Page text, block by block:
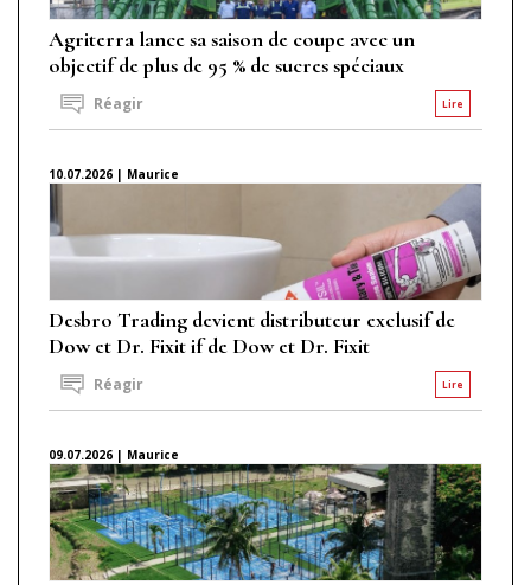
Agriterra lance sa saison de coupe avec un
objectif de plus de 95 % de sucres spéciaux
Lire
Réagir
10.07.2026 | Maurice
Desbro Trading devient distributeur exclusif de
Dow et Dr. Fixit if de Dow et Dr. Fixit
Lire
Réagir
09.07.2026 | Maurice